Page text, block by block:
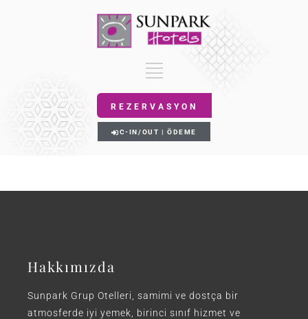
REZERVASYON
C-IN/OUT | ÖDEME
Hakkımızda
Sunpark Grup Otelleri, samimi ve dostça bir
atmosferde iyi yemek, birinci sınıf hizmet ve